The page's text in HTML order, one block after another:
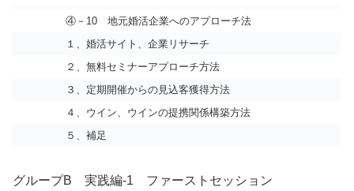
④－10 地元婚活企業へのアプローチ法
１、婚活サイト、企業リサーチ
２、無料セミナーアプローチ方法
３、定期開催からの見込客獲得方法
４、ウイン、ウインの提携関係構築方法
５、補足
グループB 実践編‐1 ファーストセッション